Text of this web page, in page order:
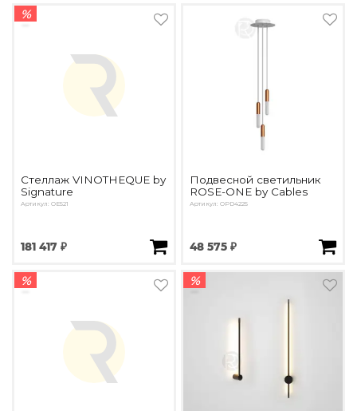
%
Стеллаж VINOTHEQUE by
Signature
Артикул: OE521
181 417 ₽
Подвесной светильник
ROSE-ONE by Cables
Артикул: OPD4225
48 575 ₽
% %